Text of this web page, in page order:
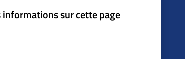
informations sur cette page